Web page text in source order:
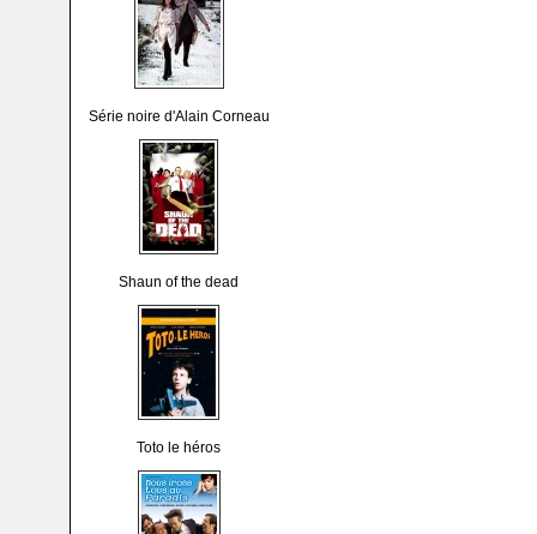
Série noire d'Alain Corneau
Shaun of the dead
Toto le héros